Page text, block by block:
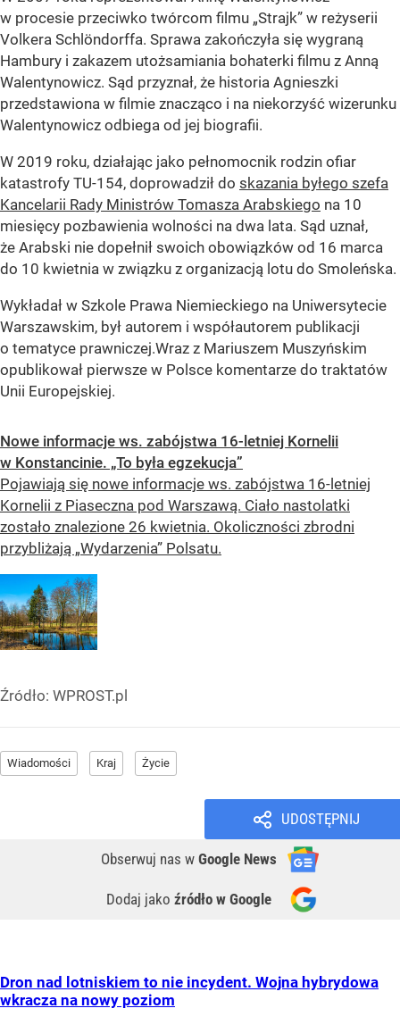
w procesie przeciwko twórcom filmu „Strajk” w reżyserii
Volkera Schlöndorffa. Sprawa zakończyła się wygraną
Hambury i zakazem utożsamiania bohaterki filmu z Anną
Walentynowicz. Sąd przyznał, że historia Agnieszki
przedstawiona w filmie znacząco i na niekorzyść wizerunku
Walentynowicz odbiega od jej biografii.
W 2019 roku, działając jako pełnomocnik rodzin ofiar
katastrofy TU-154, doprowadził do skazania byłego szefa
Kancelarii Rady Ministrów Tomasza Arabskiego na 10
miesięcy pozbawienia wolności na dwa lata. Sąd uznał,
że Arabski nie dopełnił swoich obowiązków od 16 marca
do 10 kwietnia w związku z organizacją lotu do Smoleńska.
Wykładał w Szkole Prawa Niemieckiego na Uniwersytecie
Warszawskim, był autorem i współautorem publikacji
o tematyce prawniczej.Wraz z Mariuszem Muszyńskim
opublikował pierwsze w Polsce komentarze do traktatów
Unii Europejskiej.
Nowe informacje ws. zabójstwa 16-letniej Kornelii
w Konstancinie. „To była egzekucja”
Pojawiają się nowe informacje ws. zabójstwa 16-letniej
Kornelii z Piaseczna pod Warszawą. Ciało nastolatki
zostało znalezione 26 kwietnia. Okoliczności zbrodni
przybliżają „Wydarzenia” Polsatu.
Źródło: WPROST.pl
Wiadomości Kraj Życie
UDOSTĘPNIJ
Obserwuj nas w Google News
Dodaj jako źródło w Google
Dron nad lotniskiem to nie incydent. Wojna hybrydowa
wkracza na nowy poziom